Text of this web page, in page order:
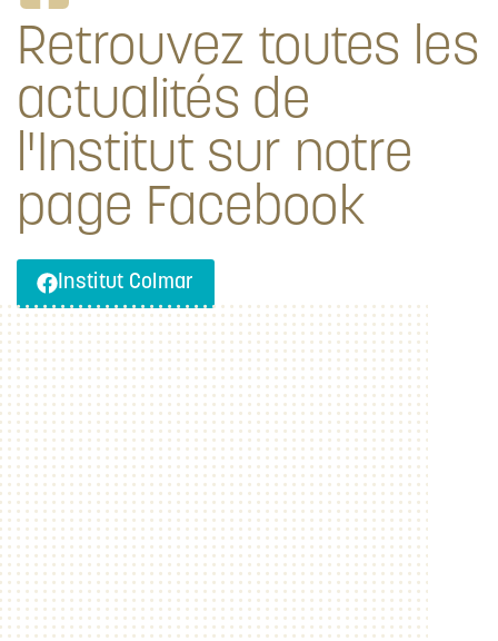
Retrouvez toutes les
actualités de
l'Institut sur notre
page Facebook
Institut Colmar